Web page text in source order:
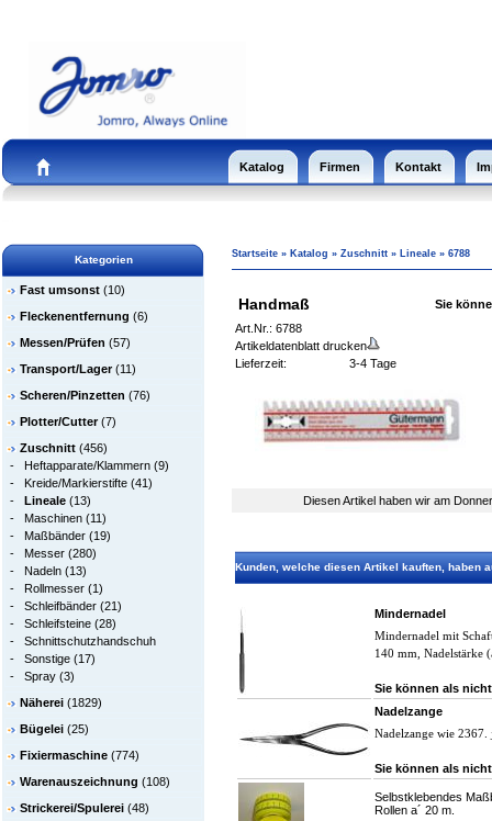
Katalog Firmen Kontakt
Kategorien
Fast umsonst (10)
Fleckenentfernung (6)
Messen/Prüfen (57)
Transport/Lager(11)
Scheren/Pinzetten (76)
Plotter/Cutter(7)
Zuschnitt (456)
- Heftapparate/Klammern (9)
- Kreide/Markierstifte (41)
- Lineale (13)
- Maschinen (11)
- Maßbänder (19)
- Messer (280)
- Nadeln (13)
- Rollmesser (1)
- Schleifbänder (21)
- Schleifsteine (28)
- Schnittschutzhandschuh
- Sonstige (17)
- Spray (3)
Näherei (1829)
Bügelei (25)
Fixiermaschine (774)
Warenauszeichnung (108)
Strickerei/Spulerei (48)
Startseite » Katalog » Zuschnitt » Lineale » 6788
Handmaß
Sie
Art.Nr.: 6788
Artikeldatenblatt drucken
Lieferzeit:
3-4 Tage
Diesen Artikel haben wir am
Kunden, welche diesen Artikel kauften, haben
Mindernadel
Mindernadel mit
140 mm, Nadelstärke
Sie können als
Nadelzange
Nadelzange wie
Sie können als
Selbstklebendes
Rollen a´ 20 m.